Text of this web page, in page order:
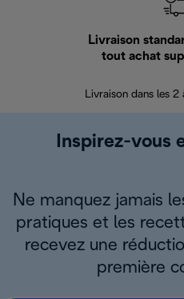
Livraison
tout achat
Livraison dans les
Inspirez-vous
Ne manquez jamais
pratiques et les
recevez une
première